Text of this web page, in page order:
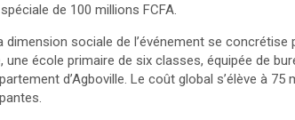
de 100 millions FCFA.
dimension sociale de l’événement se concrétise
école primaire de six classes, équipée de
d’Agboville. Le coût global s’élève à